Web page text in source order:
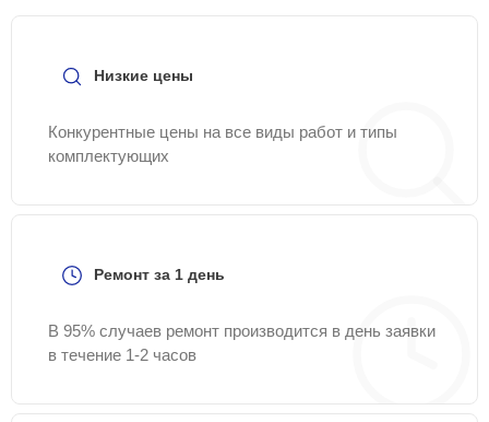
Низкие цены
Конкурентные цены на все виды работ и типы
комплектующих
Ремонт за 1 день
В 95% случаев ремонт производится в день заявки
в течение 1-2 часов